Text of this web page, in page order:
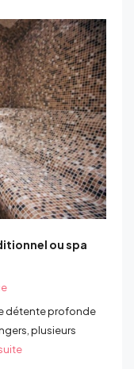
ou spa
détente profonde
plusieurs